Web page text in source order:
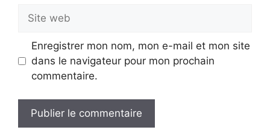
Site
web
Enregistrer mon nom, mon e-mail et mon site
dans le navigateur pour mon prochain
commentaire.